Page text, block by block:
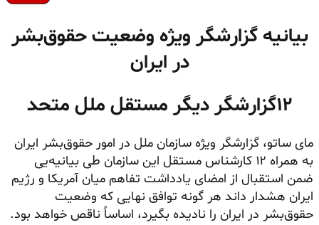
بیانیه گزارشگر ویژه وضعیت حقوق‌بشر
در ایران
۱۲گزارشگر دیگر مستقل ملل متحد
مای ساتو، گزارشگر ویژه سازمان ملل در امور حقوق‌بشر ایران
به همراه ۱۲ کارشناس مستقل این سازمان طی بیانیه‌یی
ضمن استقبال از امضای یادداشت تفاهم میان آمریکا و رژیم
ایران هشدار داند هر گونه توافق نهایی که وضعیت
حقوق‌بشر در ایران را نادیده بگیرد، اساساً ناقص خواهد بود.